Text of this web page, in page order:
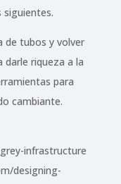
siguientes.
de tubos y volver
riqueza a la
para
cambiante.
infrastructure
designing-